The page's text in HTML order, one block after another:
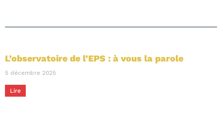
L’observatoire de l’EPS : à vous la parole
5 décembre 2025
Lire